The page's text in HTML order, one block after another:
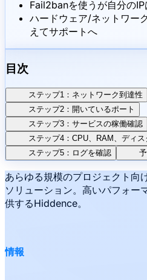
Fail2banを使うが自分のIP
ハードウェア/ネットワー
えてサポートへ
目次
ステップ1：ネットワーク到達性
ステップ2：開いているポート
ステップ3：サービスの稼働確認
ステップ4：CPU、RAM、ディス
ステップ5：ログを確認
あらゆる規模のプロジェクト向
ソリューション。高いパフォー
供するHiddence。
情報